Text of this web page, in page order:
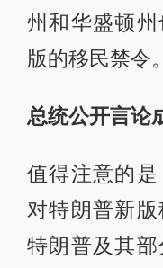
州和华盛顿
版的移民禁令。
总统公开言论
值得注意的
对特朗普新
特朗普及其